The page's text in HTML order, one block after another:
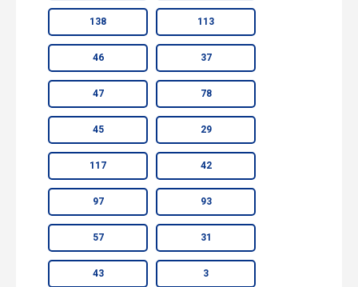
138 113
46 37
47 78
45 29
117 42
97 93
57 31
43 3